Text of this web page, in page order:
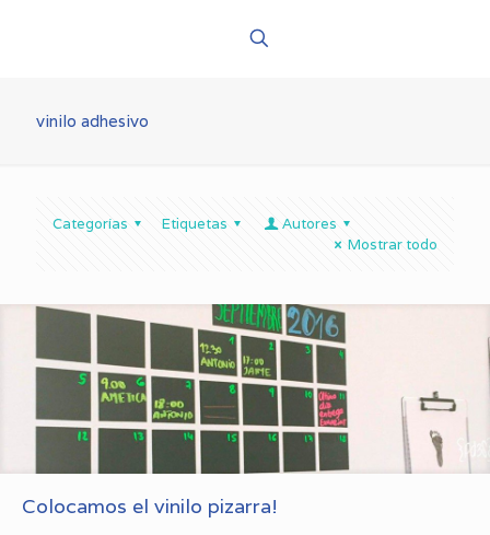
vinilo adhesivo
Categorías Etiquetas
Autores
Mostrar todo
Colocamos el vinilo pizarra!